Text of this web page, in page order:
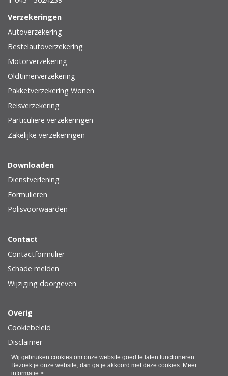
Wij gebruiken cookies om onze website goed te laten functioneren.
Bezoek je onze website, dan ga je akkoord met deze cookies. Meer
informatie >
Verzekeringen
Autoverzekering
Bestelautoverzekering
Motorverzekering
Oldtimerverzekering
Pakketverzekering Wonen
Reisverzekering
Particuliere verzekeringen
Zakelijke verzekeringen
Downloaden
Dienstverlening
Formulieren
Polisvoorwaarden
Contact
Contactformulier
Schade melden
Wijziging doorgeven
Overig
Cookiebeleid
Disclaimer
Privacy